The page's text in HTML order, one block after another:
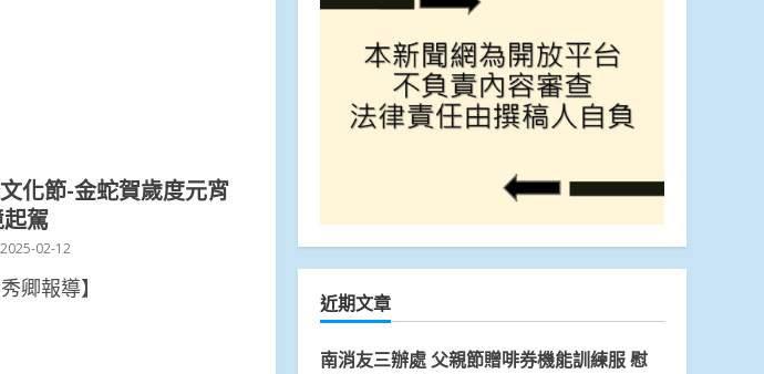
化節-金蛇賀歲度元宵
駕
2025-02-12
卿報導】
近期文章
南消友三辦處 父親節贈啡券機能訓練服 慰